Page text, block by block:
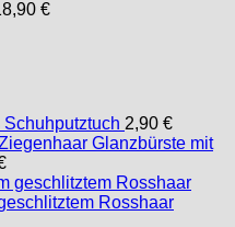
€
2,90 €
Glanzbürste mit
Rosshaar